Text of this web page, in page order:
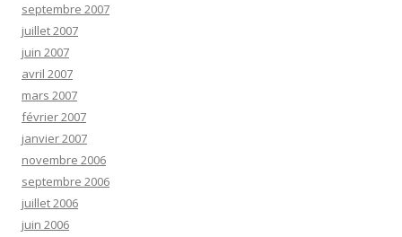
septembre 2007
juillet 2007
juin 2007
avril 2007
mars 2007
février 2007
janvier 2007
novembre 2006
septembre 2006
juillet 2006
juin 2006